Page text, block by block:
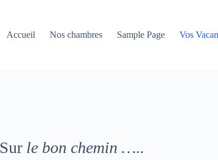
Accueil Nos chambres Sample Page Vos
Sur le bon chemin …..